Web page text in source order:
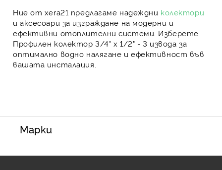
Ние от xera21 предлагаме надеждни колектори
и аксесоари за изграждане на модерни и
ефективни отоплителни системи . Изберете
Профилен колектор 3/4" х 1/2" - 3 извода за
оптимално водно налягане и ефективност във
вашата инсталация.
Марки